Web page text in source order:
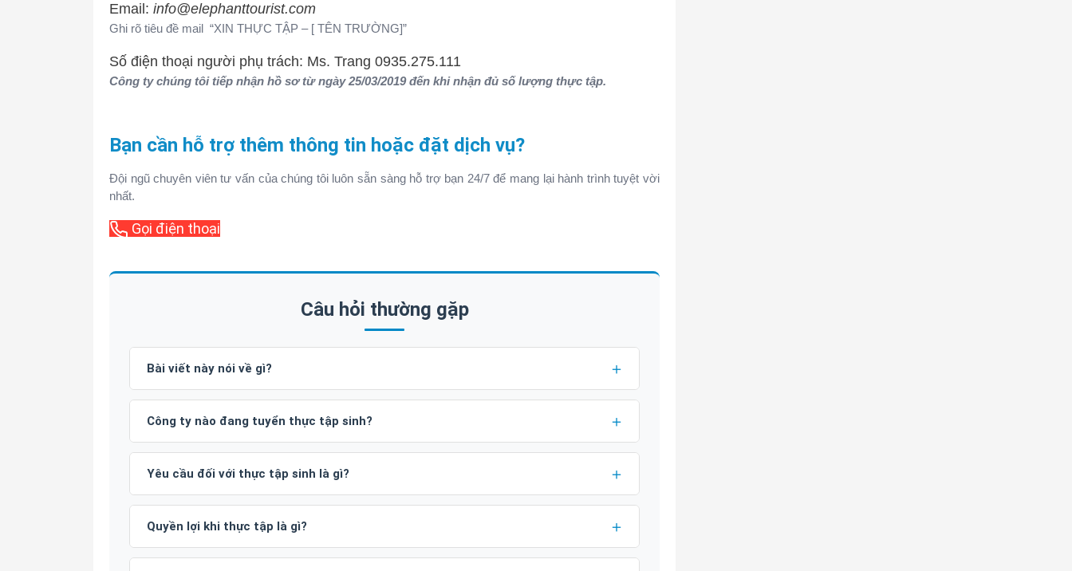
Email: info@elephanttourist.com
Ghi rõ tiêu đề mail “XIN THỰC TẬP – [ TÊN TRƯỜNG]”
Số điện thoại người phụ trách: Ms. Trang 0935.275.111
Công ty chúng tôi tiếp nhận hồ sơ từ ngày 25/03/2019 đến khi nhận đủ số lượng thực tập.
Bạn cần hỗ trợ thêm thông tin hoặc đặt dịch vụ?
Đội ngũ chuyên viên tư vấn của chúng tôi luôn sẵn sàng hỗ trợ bạn 24/7 để mang lại hành trình tuyệt vời
nhất.
Gọi điện thoại
Câu hỏi thường gặp
Bài viết này nói về gì?
Công ty nào đang tuyển thực tập sinh?
Yêu cầu đối với thực tập sinh là gì?
Quyền lợi khi thực tập là gì?